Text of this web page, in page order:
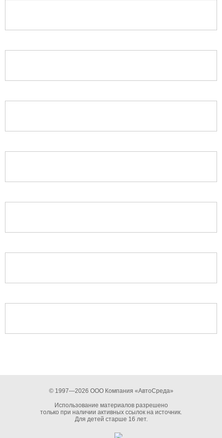
© 1997—2026 ООО Компания «АвтоСреда»
Использование материалов разрешено
только при наличии активных ссылок на источник.
Для детей старше 16 лет.